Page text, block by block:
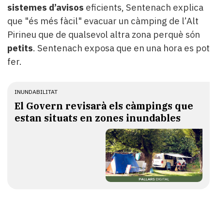
sistemes d’avisos eficients, Sentenach explica
que "és més fàcil" evacuar un càmping de l’Alt
Pirineu que de qualsevol altra zona perquè són
petits. Sentenach exposa que en una hora es pot
fer.
INUNDABILITAT
El Govern revisarà els càmpings que
estan situats en zones inundables